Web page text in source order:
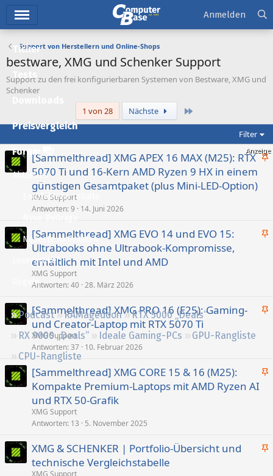
Ticker
Preisvergleich
Forum
Aktuelles
Empfohlene Inhalte
Neue Beiträge
Neueste Aktivitäten
Leserartikel
Regeln
Podcast RAMageddon
RTX 5000 „Deals“
RX 9000 „Deals“
Ideale Gaming-PCs
GPU-Rangliste
CPU-Rangliste
Anmelden
Support von Herstellern und Online-Shops
bestware, XMG und Schenker Support
Support zu den frei konfigurierbaren Systemen von Bestware, XMG und
Schenker
1 von 28
Nächste
Filter
A
n
[Sammelthread] XMG APEX 16 MAX (M25): RTX
5070 Ti und 16-Kern AMD Ryzen 9 HX in einem
günstigen Gesamtpaket (plus Mini-LED-Option)
XMG Support
Antworten 9 14. Juni 2026
A
n
[Sammelthread] XMG EVO 14 und EVO 15:
Ultrabooks ohne Ultrabook-Kompromisse,
erhältlich mit Intel und AMD
XMG Support
Antworten 40 28. März 2026
A
i
[Sammelthread] XMG PRO 16 (E25): Gaming-
und Creator-Laptop mit RTX 5070 Ti
XMG Support
Antworten 37 10. Februar 2026
A
n
[Sammelthread] XMG CORE 15 & 16 (M25):
Kompakte Premium-Laptops mit AMD Ryzen AI
und RTX 50-Grafik
XMG Support
Antworten 13 5. November 2025
A
XMG & SCHENKER | Portfolio-Übersicht und
technische Vergleichstabelle
XMG Support